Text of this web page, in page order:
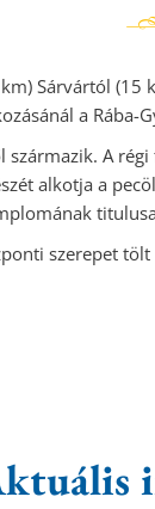
Sárvártól
a Rába-
A
alkotja a
szerepet